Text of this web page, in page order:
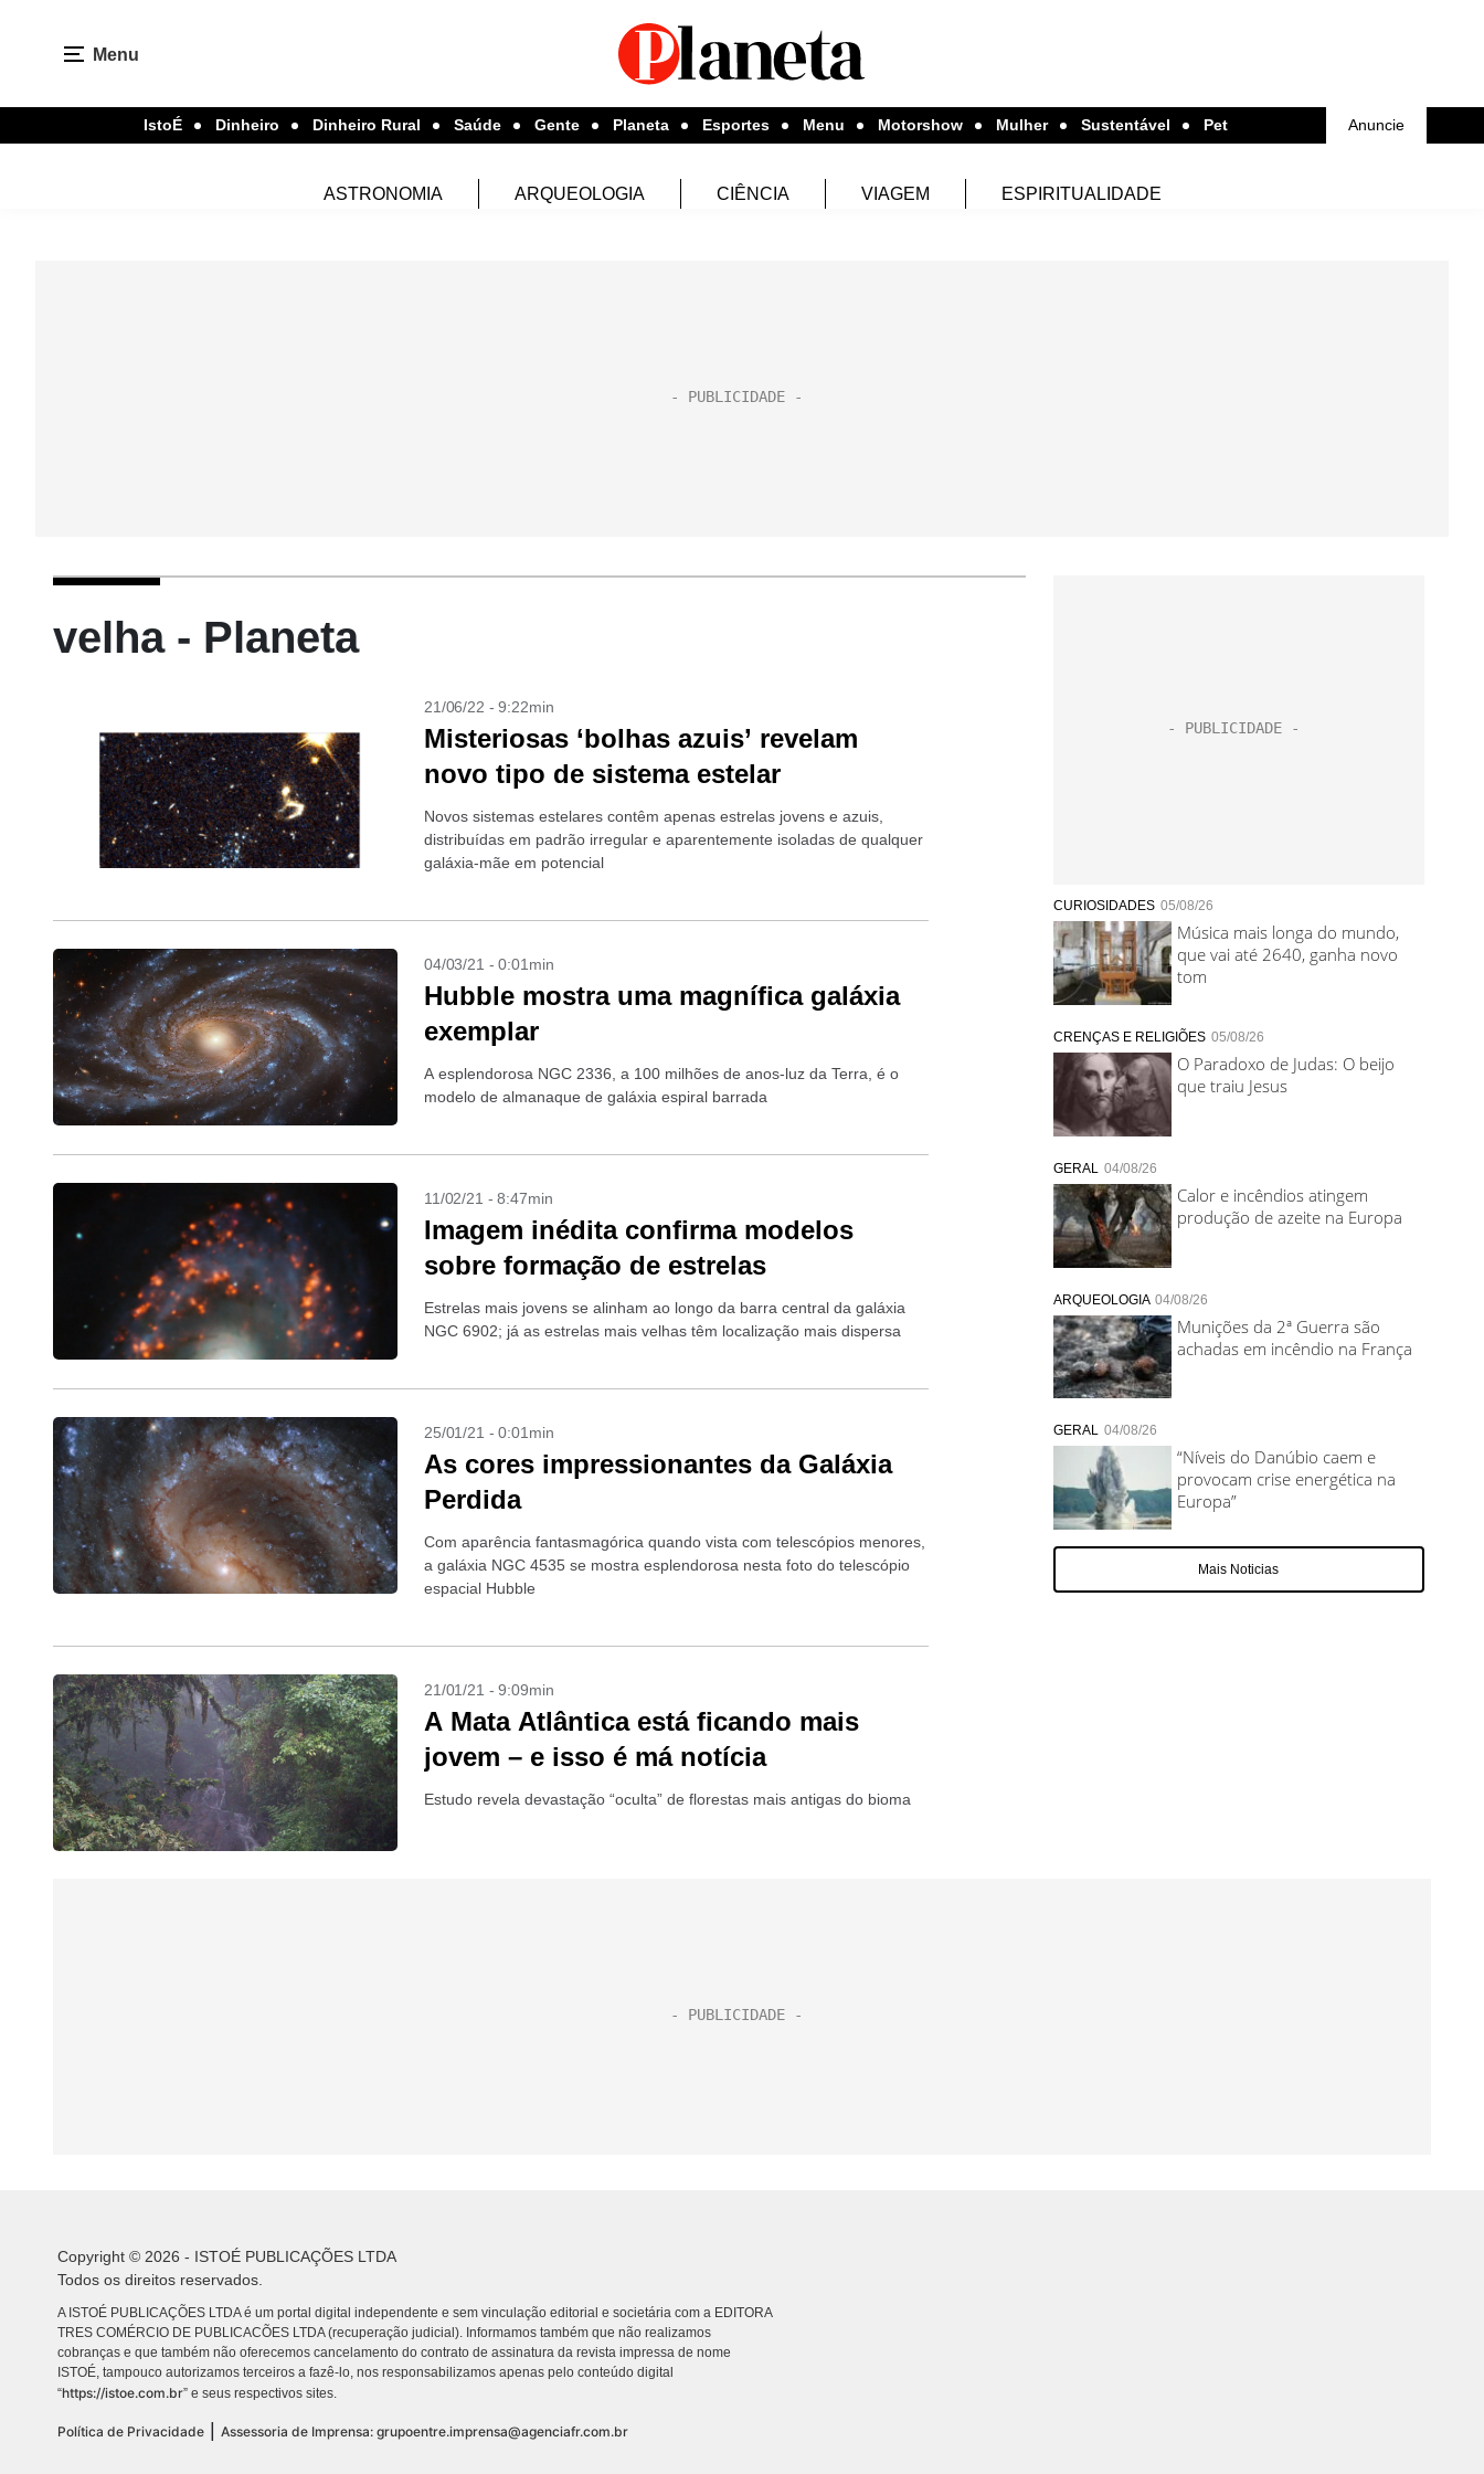
Menu
IstoÉ Dinheiro Dinheiro Rural Saúde Gente Planeta Esportes Menu Motorshow Mulher Sustentável Pet Anuncie
ASTRONOMIA ARQUEOLOGIA CIÊNCIA VIAGEM ESPIRITUALIDADE
velha - Planeta
21/06/22 - 9:22min
Misteriosas ‘bolhas azuis’ revelam
novo tipo de sistema estelar
Novos sistemas estelares contêm apenas estrelas jovens e azuis,
distribuídas em padrão irregular e aparentemente isoladas de qualquer
galáxia-mãe em potencial
04/03/21 - 0:01min
Hubble mostra uma magnífica galáxia
exemplar
A esplendorosa NGC 2336, a 100 milhões de anos-luz da Terra, é o
modelo de almanaque de galáxia espiral barrada
11/02/21 - 8:47min
Imagem inédita confirma modelos
sobre formação de estrelas
Estrelas mais jovens se alinham ao longo da barra central da galáxia
NGC 6902; já as estrelas mais velhas têm localização mais dispersa
25/01/21 - 0:01min
As cores impressionantes da Galáxia
Perdida
Com aparência fantasmagórica quando vista com telescópios menores,
a galáxia NGC 4535 se mostra esplendorosa nesta foto do telescópio
espacial Hubble
21/01/21 - 9:09min
A Mata Atlântica está ficando mais
jovem – e isso é má notícia
Estudo revela devastação “oculta” de florestas mais antigas do bioma
CURIOSIDADES 05/08/26
Música mais longa do mundo,
que vai até 2640, ganha novo
tom
CRENÇAS E RELIGIÕES 05/08/26
O Paradoxo de Judas: O beijo
que traiu Jesus
GERAL 04/08/26
Calor e incêndios atingem
produção de azeite na Europa
ARQUEOLOGIA 04/08/26
Munições da 2ª Guerra são
achadas em incêndio na França
GERAL 04/08/26
“Níveis do Danúbio caem e
provocam crise energética na
Europa”
Mais Noticias
Copyright © 2026 - ISTOÉ PUBLICAÇÕES LTDA
Todos os direitos reservados.
A ISTOÉ PUBLICAÇÕES LTDA é um portal digital independente e sem vinculação editorial e societária com a EDITORA
TRES COMÉRCIO DE PUBLICACÕES LTDA (recuperação judicial). Informamos também que não realizamos
cobranças e que também não oferecemos cancelamento do contrato de assinatura da revista impressa de nome
ISTOÉ, tampouco autorizamos terceiros a fazê-lo, nos responsabilizamos apenas pelo conteúdo digital
“https://istoe.com.br” e seus respectivos sites.
Política de Privacidade Assessoria de Imprensa: grupoentre.imprensa@agenciafr.com.br